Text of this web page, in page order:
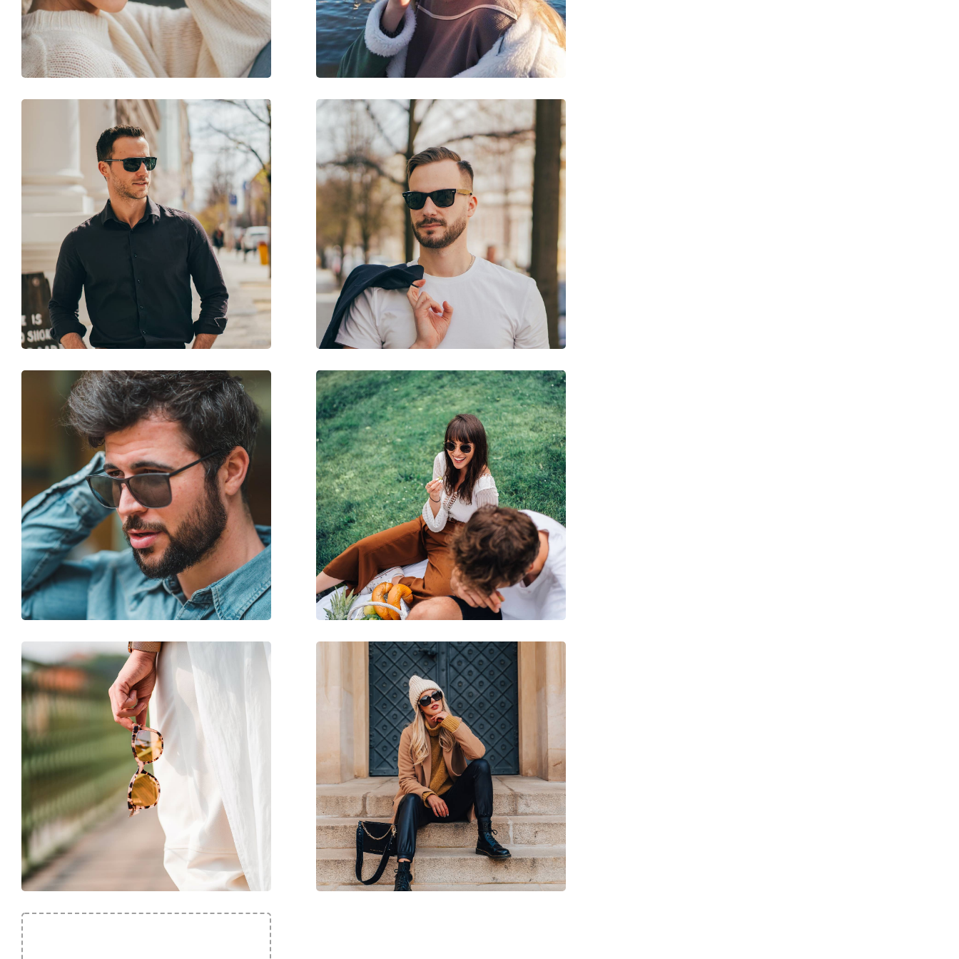
Βάρος:
45 γρ
Ρυθμιζόμενα μαξιλάρια μύτης:
Ναι
Αξεσουάρ
Παρέχονται με θήκη:
Ναι
Πανί καθαρισμού:
Ναι
Ανδρικά
Κατηγορία:
Γυαλιά Ηλίου Επώνυμες Μάρκες
Tommy Hilfiger
Μόδα
Κωδικός Προϊόντος / Μοντέλο:
TH 1628/G/S J5G/O7 59